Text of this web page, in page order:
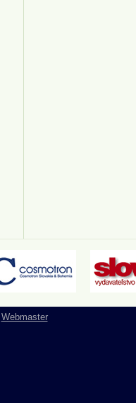
Webmaster